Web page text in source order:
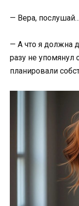
— Вера,
— А что я должна
разу не
планировали